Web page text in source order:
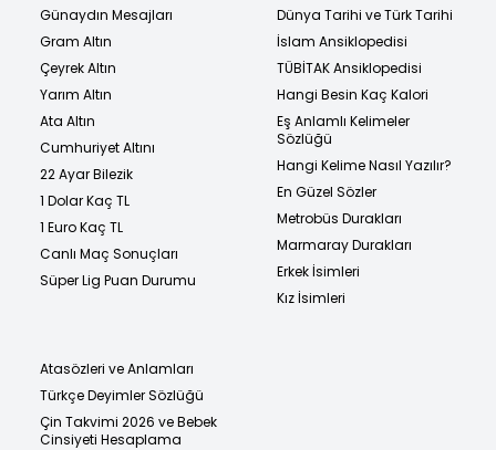
Günaydın Mesajları
Gram Altın
Çeyrek Altın
Yarım Altın
Ata Altın
Cumhuriyet Altını
22 Ayar Bilezik
1 Dolar Kaç TL
1 Euro Kaç TL
Canlı Maç Sonuçları
Süper Lig Puan Durumu
Dünya Tarihi ve Türk Tarihi
İslam Ansiklopedisi
TÜBİTAK Ansiklopedisi
Hangi Besin Kaç Kalori
Eş Anlamlı Kelimeler
Sözlüğü
Hangi Kelime Nasıl Yazılır?
En Güzel Sözler
Metrobüs Durakları
Marmaray Durakları
Erkek İsimleri
Kız İsimleri
Atasözleri ve Anlamları
Türkçe Deyimler Sözlüğü
Çin Takvimi 2026 ve Bebek
Cinsiyeti Hesaplama